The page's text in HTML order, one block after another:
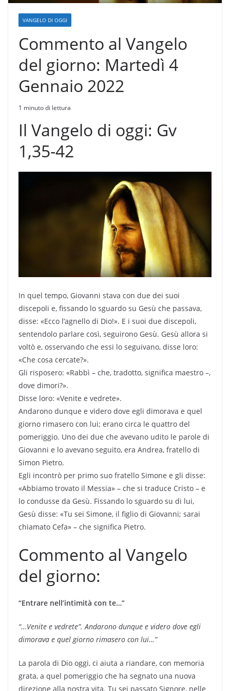
VANGELO DI OGGI
Commento al Vangelo
del giorno: Martedì 4
Gennaio 2022
1 minuto di lettura
Il Vangelo di oggi: Gv
1,35-42
In quel tempo, Giovanni stava con due dei suoi
discepoli e, fissando lo sguardo su Gesù che passava,
disse: «Ecco l’agnello di Dio!». E i suoi due discepoli,
sentendolo parlare così, seguirono Gesù. Gesù allora si
voltò e, osservando che essi lo seguivano, disse loro:
«Che cosa cercate?».
Gli risposero: «Rabbì – che, tradotto, significa maestro –,
dove dimori?».
Disse loro: «Venite e vedrete».
Andarono dunque e videro dove egli dimorava e quel
giorno rimasero con lui; erano circa le quattro del
pomeriggio. Uno dei due che avevano udito le parole di
Giovanni e lo avevano seguito, era Andrea, fratello di
Simon Pietro.
Egli incontrò per primo suo fratello Simone e gli disse:
«Abbiamo trovato il Messia» – che si traduce Cristo – e
lo condusse da Gesù. Fissando lo sguardo su di lui,
Gesù disse: «Tu sei Simone, il figlio di Giovanni; sarai
chiamato Cefa» – che significa Pietro.
Commento al Vangelo
del giorno:
“Entrare nell’intimità con te…”
“…Venite e vedrete”. Andarono dunque e videro dove egli
dimorava e quel giorno rimasero con lui…”
La parola di Dio oggi, ci aiuta a riandare, con memoria
grata, a quel pomeriggio che ha segnato una nuova
direzione alla nostra vita. Tu sei passato Signore, nelle